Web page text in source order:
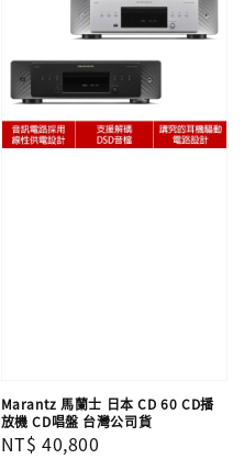
Marantz 馬蘭士 日本 CD 60 CD播
放機 CD唱盤 台灣公司貨
Regular
NT$ 40,800